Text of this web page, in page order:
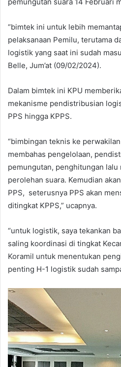
“bimtek ini untuk lebih
pelaksanaan Pemilu, terutama
logistik yang saat ini sudah
Belle, Jum’at (09/02/2024).
Dalam bimtek ini KPU
mekanisme pendistribusian
PPS hingga KPPS.
“bimbingan teknis ke
membahas pengelolaan,
pemungutan, penghitungan
perolehan suara. Kemudian
PPS, seterusnya PPS akan
ditingkat KPPS,” ucapnya.
“untuk logistik, saya tekankan
saling koordinasi di tingkat
Koramil untuk menentukan
penting H-1 logistik sudah